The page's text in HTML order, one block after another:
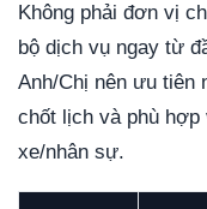
Không phải đơn vị
bộ dịch vụ ngay từ
Anh/Chị nên ưu tiên
chốt lịch và phù
xe/nhân sự.